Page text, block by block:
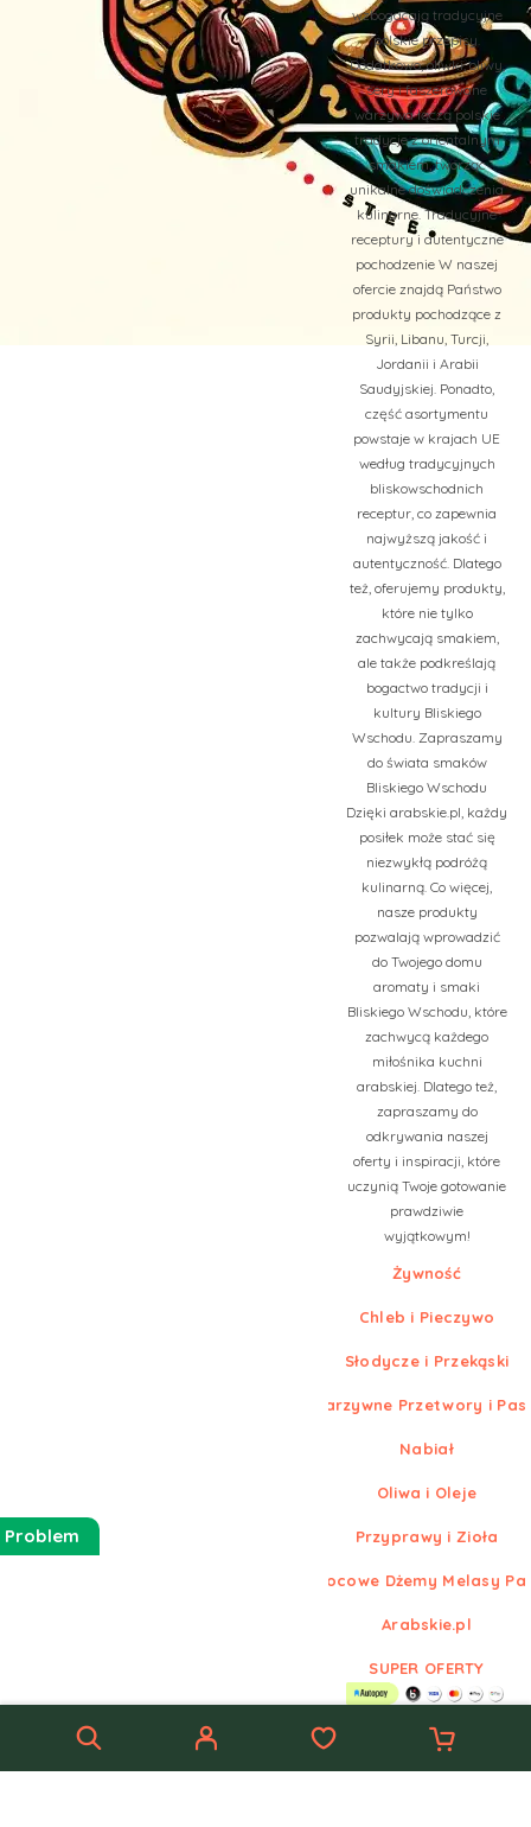
wzbogacają tradycyjne
polskie przepisy.
Dodatkowo, oliwki, oliwy,
sery i faszerowane
warzywa łączą polskie
tradycje z orientalnym
smakiem, tworząc
unikalne doświadczenia
kulinarne. Tradycyjne
receptury i autentyczne
pochodzenie W naszej
ofercie znajdą Państwo
produkty pochodzące z
Syrii, Libanu, Turcji,
Jordanii i Arabii
Saudyjskiej. Ponadto,
część asortymentu
powstaje w krajach UE
według tradycyjnych
bliskowschodnich
receptur, co zapewnia
najwyższą jakość i
autentyczność. Dlatego
też, oferujemy produkty,
które nie tylko
zachwycają smakiem,
ale także podkreślają
bogactwo tradycji i
kultury Bliskiego
Wschodu. Zapraszamy
do świata smaków
Bliskiego Wschodu
Dzięki arabskie.pl, każdy
posiłek może stać się
niezwykłą podróżą
kulinarną. Co więcej,
nasze produkty
pozwalają wprowadzić
do Twojego domu
aromaty i smaki
Bliskiego Wschodu, które
zachwycą każdego
miłośnika kuchni
arabskiej. Dlatego też,
zapraszamy do
odkrywania naszej
oferty i inspiracji, które
uczynią Twoje gotowanie
prawdziwie
wyjątkowym!
Żywność
Chleb i Pieczywo
Słodycze i Przekąski
Warzywne Przetwory i
Nabiał
Oliwa i Oleje
Przyprawy i Zioła
Owocowe Dżemy Melasy
Arabskie.pl
SUPER OFERTY
Arabskie.pl
Problem